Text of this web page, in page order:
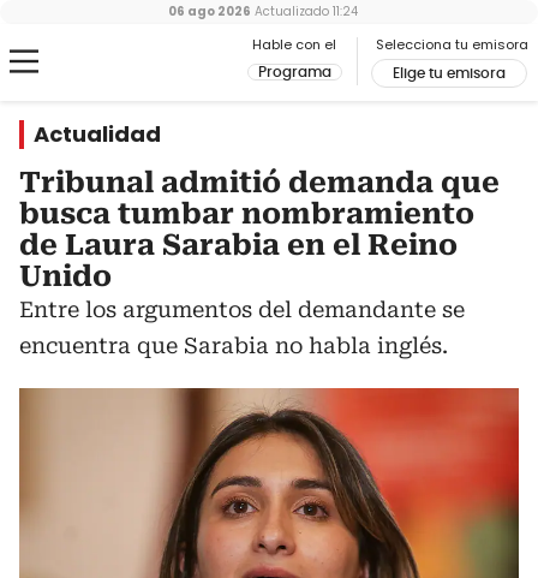
Hable con el
Programa
Selecciona tu emisora
Elige tu emisora
06 ago 2026 Actualizado 11:24
Actualidad
Tribunal admitió demanda que
busca tumbar nombramiento
de Laura Sarabia en el Reino
Unido
Entre los argumentos del demandante se
encuentra que Sarabia no habla inglés.